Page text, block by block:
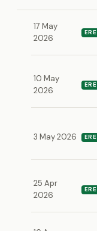
17 May
2026
ERE
10 May
2026
ERE
3 May 2026 ERE
25 Apr
2026
ERE